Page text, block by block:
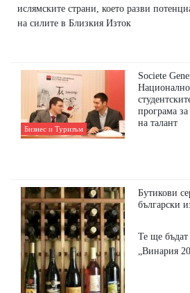
ислямските страни, което разви
на силите в Близкия Изток
Бизнес и Туризъм
Societe
програма
на талант
Бутикови
български
Те ще бъдат
„Винария